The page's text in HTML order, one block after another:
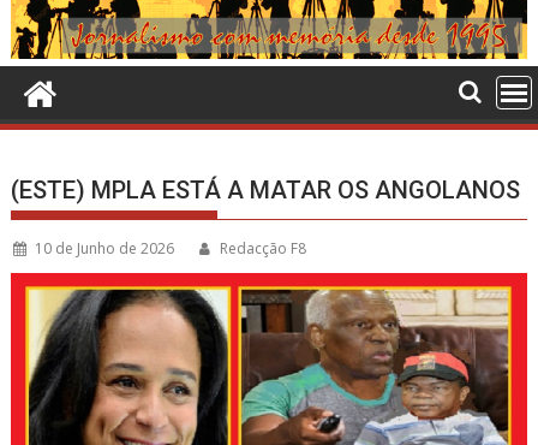
(ESTE) MPLA ESTÁ A MATAR OS ANGOLANOS
10 de Junho de 2026 Redacção F8